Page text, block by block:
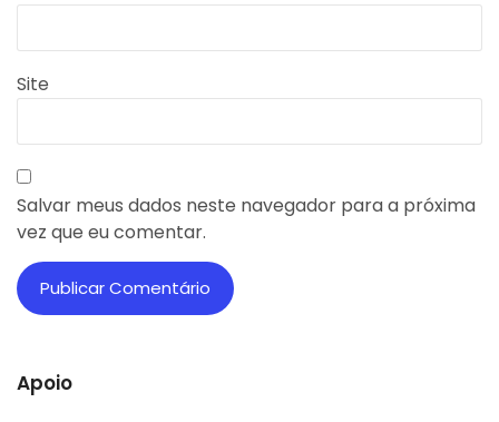
Site
Salvar meus dados neste navegador para a próxima
vez que eu comentar.
Apoio